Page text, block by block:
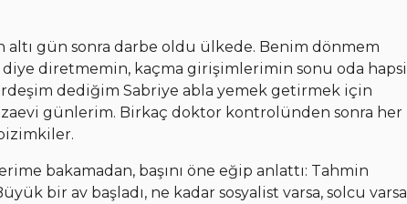
altı gün sonra darbe oldu ülkede. Benim dönmem
diye diretmemin, kaçma girişimlerimin sonu oda hapsi
dediğim Sabriye abla yemek getirmek için
günlerim. Birkaç doktor kontrolünden sonra her
bakamadan, başını öne eğip anlattı: Tahmin
bir av başladı, ne kadar sosyalist varsa, solcu varsa